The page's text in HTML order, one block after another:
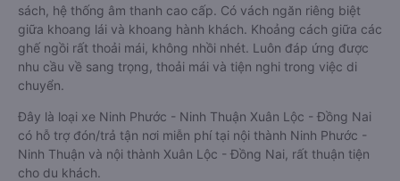
sách, hệ thống âm thanh cao cấp. Có vách ngăn riêng biệt
giữa khoang lái và khoang hành khách. Khoảng cách giữa các
ghế ngồi rất thoải mái, không nhồi nhét. Luôn đáp ứng được
nhu cầu về sang trọng, thoải mái và tiện nghi trong việc di
chuyển.
Đây là loại xe Ninh Phước - Ninh Thuận Xuân Lộc - Đồng Nai
có hỗ trợ đón/trả tận nơi miễn phí tại nội thành Ninh Phước -
Ninh Thuận và nội thành Xuân Lộc - Đồng Nai, rất thuận tiện
cho du khách.